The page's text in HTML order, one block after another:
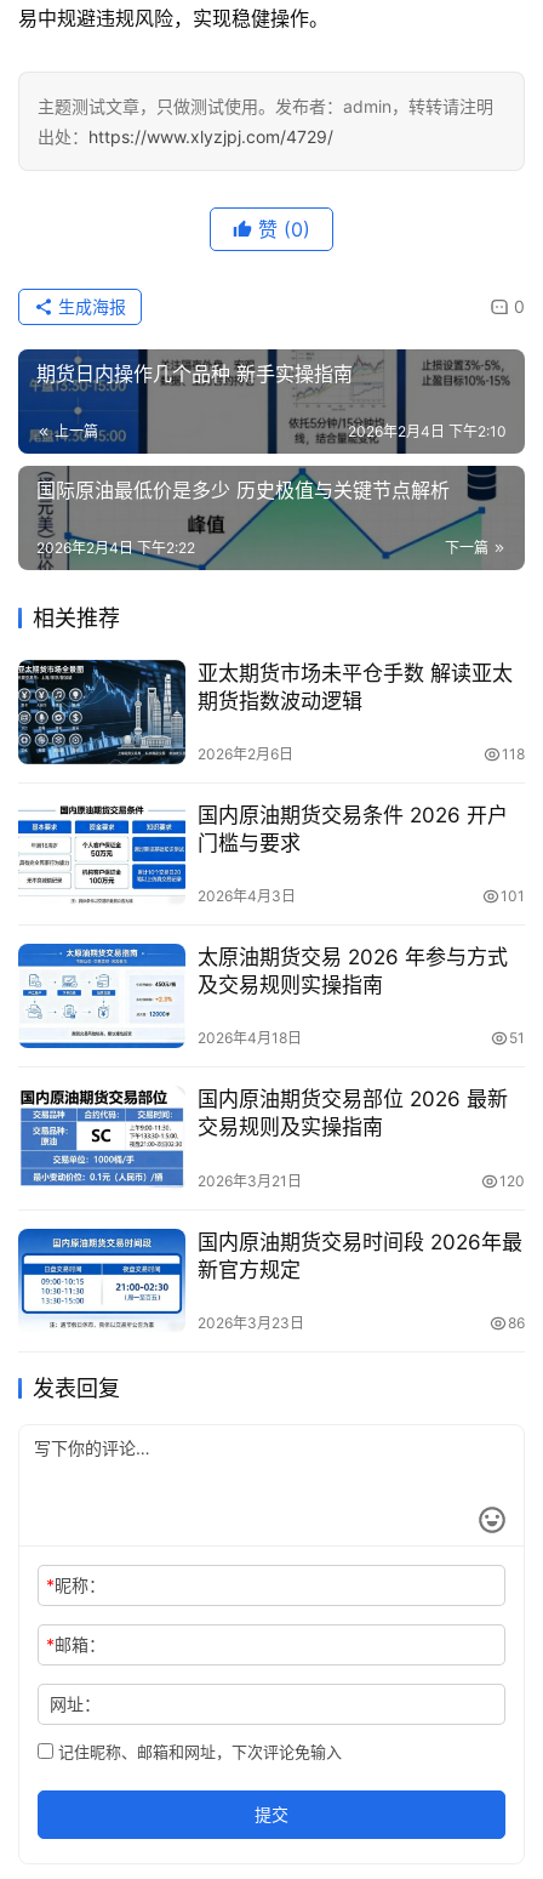
易中规避违规风险，实现稳健操作。
主题测试文章，只做测试使用。发布者：admin，转转请注明
出处： https://www.xlyzjpj.com/4729/
赞 (0)
0
生成海报
期货日内操作几个品种 新手实操指南
上一篇 2026年2月4日 下午2:10
国际原油最低价是多少 历史极值与关键节点解析
下一篇
2026年2月4日 下午2:22
相关推荐
亚太期货市场未平仓手数 解读亚太
期货指数波动逻辑
2026年2月6日 118
国内原油期货交易条件 2026 开户
门槛与要求
2026年4月3日 101
太原油期货交易 2026 年参与方式
及交易规则实操指南
2026年4月18日 51
国内原油期货交易部位 2026 最新
交易规则及实操指南
2026年3月21日 120
国内原油期货交易时间段 2026年最
新官方规定
2026年3月23日 86
发表回复
*昵称：
*邮箱：
网址：
记住昵称、邮箱和网址，下次评论免输入
提交